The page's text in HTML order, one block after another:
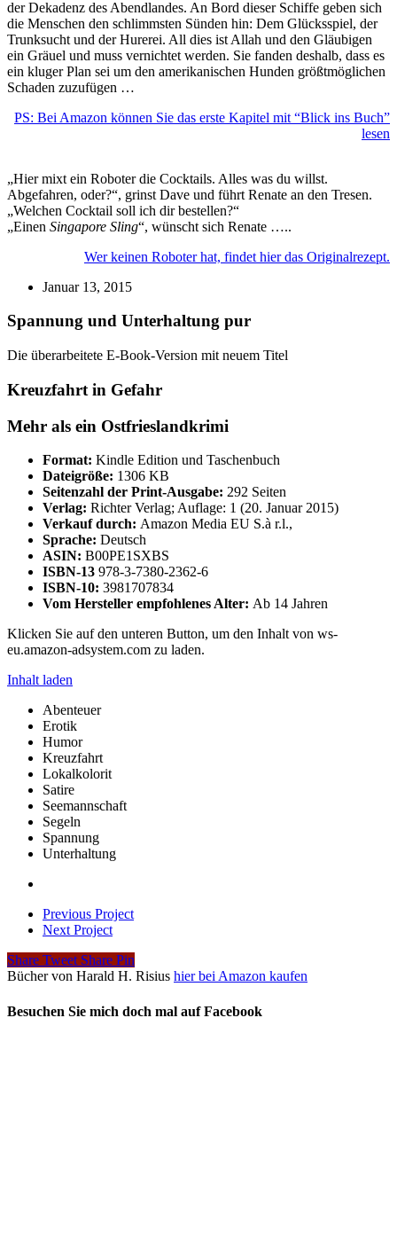
der Dekadenz des Abendlandes. An Bord dieser Schiffe geben sich
die Menschen den schlimmsten Sünden hin: Dem Glücksspiel, der
Trunksucht und der Hurerei. All dies ist Allah und den Gläubigen
ein Gräuel und muss vernichtet werden. Sie fanden deshalb, dass es
ein kluger Plan sei um den amerikanischen Hunden größtmöglichen
Schaden zuzufügen …
PS: Bei Amazon können Sie das erste Kapitel mit “Blick ins Buch”
lesen
„Hier mixt ein Roboter die Cocktails. Alles was du willst.
Abgefahren, oder?“, grinst Dave und führt Renate an den Tresen.
„Welchen Cocktail soll ich dir bestellen?“
„Einen Singapore Sling“, wünscht sich Renate …..
Wer keinen Roboter hat, findet hier das Originalrezept.
Januar 13, 2015
Spannung und Unterhaltung pur
Die überarbeitete E-Book-Version mit neuem Titel
Kreuzfahrt in Gefahr
Mehr als ein Ostfrieslandkrimi
Format: Kindle Edition und Taschenbuch
Dateigröße: 1306 KB
Seitenzahl der Print-Ausgabe: 292 Seiten
Verlag: Richter Verlag; Auflage: 1 (20. Januar 2015)
Verkauf durch: Amazon Media EU S.à r.l.,
Sprache: Deutsch
ASIN: B00PE1SXBS
ISBN-13 978-3-7380-2362-6
ISBN-10: 3981707834
Vom Hersteller empfohlenes Alter: Ab 14 Jahren
Klicken Sie auf den unteren Button, um den Inhalt von ws-
eu.amazon-adsystem.com zu laden.
Inhalt laden
Abenteuer
Erotik
Humor
Kreuzfahrt
Lokalkolorit
Satire
Seemannschaft
Segeln
Spannung
Unterhaltung
Previous Project
Next Project
Share Tweet Share Pin
Bücher von Harald H. Risius hier bei Amazon kaufen
Besuchen Sie mich doch mal auf Facebook